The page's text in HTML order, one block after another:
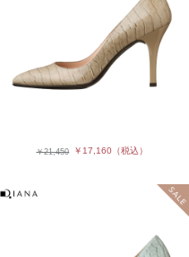
￥21,450 ￥17,160 （税込）